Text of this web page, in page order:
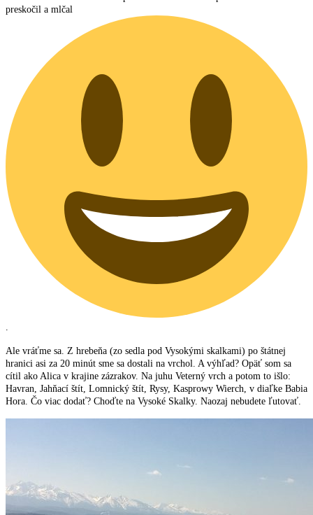
preskočil a mlčal
.
Ale vráťme sa. Z hrebeňa (zo sedla pod Vysokými skalkami) po štátnej
hranici asi za 20 minút sme sa dostali na vrchol. A výhľad? Opäť som sa
cítil ako Alica v krajine zázrakov. Na juhu Veterný vrch a potom to išlo:
Havran, Jahňací štít, Lomnický štít, Rysy, Kasprowy Wierch, v diaľke Babia
Hora. Čo viac dodať? Choďte na Vysoké Skalky. Naozaj nebudete ľutovať.